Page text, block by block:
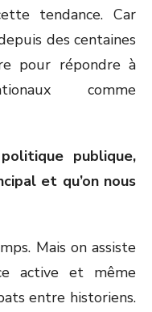
tendance. Car
des centaines
pour répondre à
comme
publique,
et qu’on nous
Mais on assiste
active et même
entre historiens.